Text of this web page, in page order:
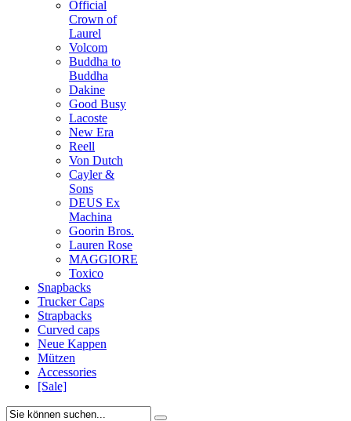
Official
Crown of
Laurel
Volcom
Buddha to
Buddha
Dakine
Good Busy
Lacoste
New Era
Reell
Von Dutch
Cayler &
Sons
DEUS Ex
Machina
Goorin Bros.
Lauren Rose
MAGGIORE
Toxico
Snapbacks
Trucker Caps
Strapbacks
Curved caps
Neue Kappen
Mützen
Accessories
[Sale]